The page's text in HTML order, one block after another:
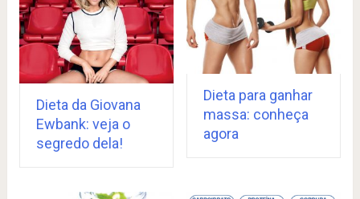
Dieta da Giovana
Ewbank: veja o
segredo dela!
Dieta para ganhar
massa: conheça
agora